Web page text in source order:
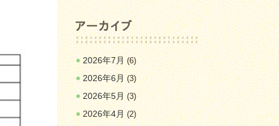
2026年7月(6)
2026年6月(3)
2026年5月(3)
2026年4月(2)